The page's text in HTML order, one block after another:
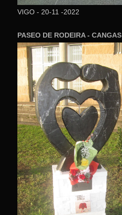
VIGO - 20-11 -2022
PASEO DE RODEIRA -